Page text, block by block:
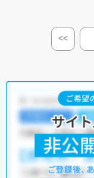
<<